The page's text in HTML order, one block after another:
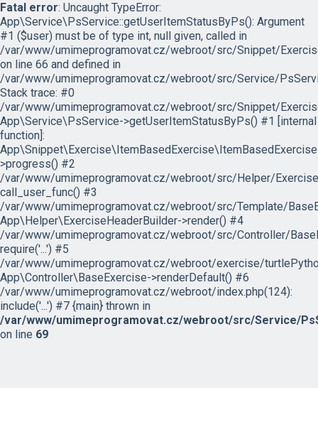
Fatal error: Uncaught TypeError:
App\Service\PsService::getUserItemStatusByPs(): Argument
#1 ($user) must be of type int, null given, called in
/var/www/umimeprogramovat.cz/webroot/src/Snippet/
on line 66 and defined in
/var/www/umimeprogramovat.cz/webroot/src/Service/
Stack trace: #0
/var/www/umimeprogramovat.cz/webroot/src/Snippet/
App\Service\PsService->getUserItemStatusByPs() #1 [internal
function]:
>progress() #2
/var/www/umimeprogramovat.cz/webroot/src/Helper/
call_user_func() #3
/var/www/umimeprogramovat.cz/webroot/src/Template/
App\Helper\ExerciseHeaderBuilder->render() #4
/var/www/umimeprogramovat.cz/webroot/src/Controller/
require('...') #5
/var/www/umimeprogramovat.cz/webroot/exercise/
App\Controller\BaseExercise->renderDefault() #6
/var/www/umimeprogramovat.cz/webroot/index.php(124):
include('...') #7 {main} thrown in
/var/www/umimeprogramovat.cz/webroot/src/Service/
on line 69